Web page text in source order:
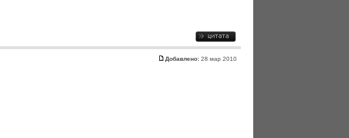
Добавлено: 28 мар 2010